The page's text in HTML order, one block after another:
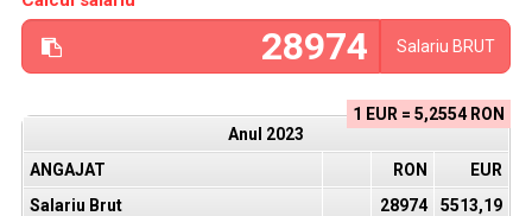
Salariu BRUT
1 EUR = 5,2554 RON
Anul 2023
ANGAJAT
RON
EUR
Salariu Brut
28974
5513,19